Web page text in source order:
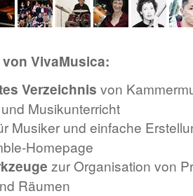
VivaMusica:
Verzeichnis von
Musikunterricht
Musiker und einfache
Homepage
zur Organisation von
Räumen